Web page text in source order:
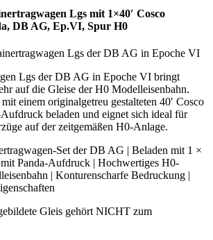
Lgs mit 1×40′ Cosco
DB AG, Ep.VI, Spur H0
Lgs der DB AG in Epoche VI
Lgs der DB AG in Epoche VI bringt
auf die Gleise der H0 Modelleisenbahn.
einem originalgetreu gestalteten 40′ Cosco
beladen und eignet sich ideal für
auf der zeitgemäßen H0-Anlage.
Set der DB AG | Beladen mit 1 ×
mit Panda-Aufdruck | Hochwertiges H0-
| Konturenscharfe Bedruckung |
Gleis gehört NICHT zum